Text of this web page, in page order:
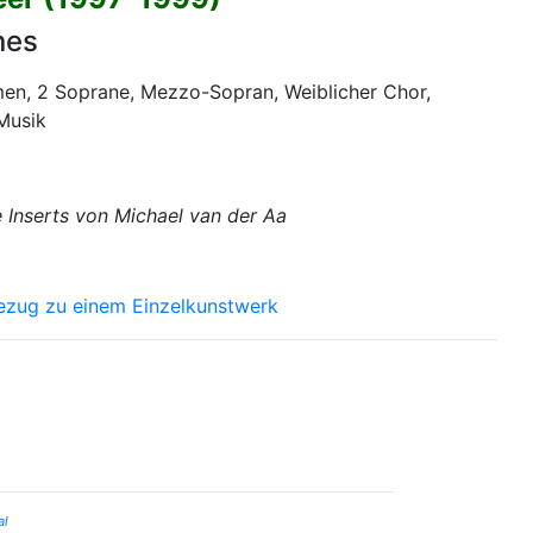
2 Soprane, Mezzo-Sopran, Weiblicher Chor,
Inserts von Michael van der Aa
zu einem Einzelkunstwerk